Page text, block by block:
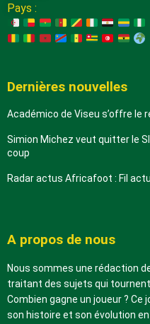
Pays :
Dernières nouvelles
Académico de Viseu s’offre le
Simion Michez veut quitter le
coup
Radar actus Africafoot : Fil
A propos de nous
Nous sommes une rédaction
traitant des sujets qui
Combien gagne un joueur ? Ce
son histoire et son évolution